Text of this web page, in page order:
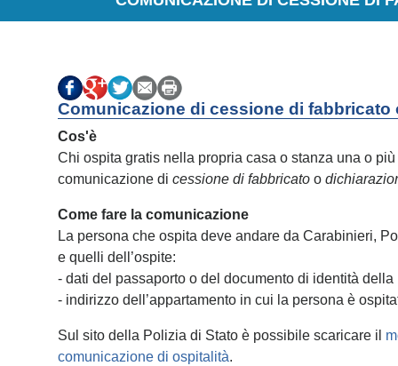
Comunicazione di cessione di
Cos'è
Chi ospita gratis nella propria casa o stanza una o
comunicazione di cessione di fabbricato o
Come fare la comunicazione
La persona che ospita deve andare da Carabinieri,
e quelli dell’ospite:
- dati del passaporto o del documento di identità
- indirizzo dell’appartamento in cui la persona è
Sul sito della Polizia di Stato è possibile scaricare il
comunicazione di ospitalità.